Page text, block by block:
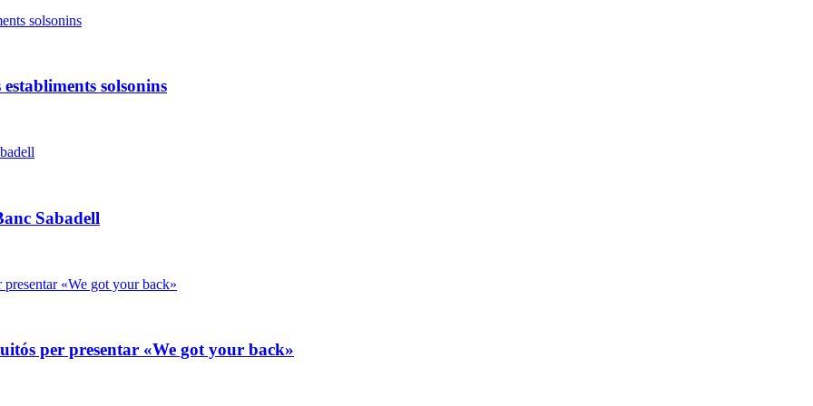
solsonins
Sabadell
per presentar «We got your back»